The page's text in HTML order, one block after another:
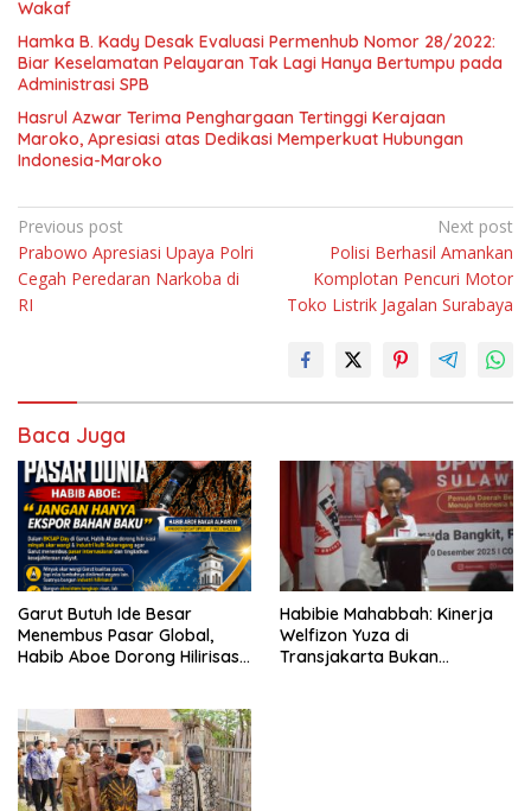
Wakaf
Hamka B. Kady Desak Evaluasi Permenhub Nomor 28/2022:
Biar Keselamatan Pelayaran Tak Lagi Hanya Bertumpu pada
Administrasi SPB
Hasrul Azwar Terima Penghargaan Tertinggi Kerajaan
Maroko, Apresiasi atas Dedikasi Memperkuat Hubungan
Indonesia-Maroko
Navigasi
pos
Previous post
Prabowo Apresiasi Upaya Polri
Cegah Peredaran Narkoba di
RI
Next post
Polisi Berhasil Amankan
Komplotan Pencuri Motor
Toko Listrik Jagalan Surabaya
Baca Juga
Garut Butuh Ide Besar
Menembus Pasar Global,
Habib Aboe Dorong Hilirisasi
Habibie Mahabbah: Kinerja
Welfizon Yuza di
Transjakarta Bukan